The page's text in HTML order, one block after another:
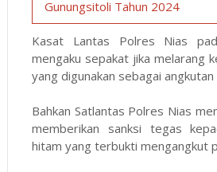
Gunungsitoli Tahun 2024
Kasat Lantas Polres Nias
mengaku sepakat jika melarang
yang digunakan sebagai angkutan
Bahkan Satlantas Polres Nias
memberikan sanksi tegas
hitam yang terbukti mengangkut